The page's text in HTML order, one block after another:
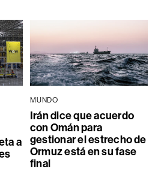
a
MUNDO
Irán dice que acuerdo
con Omán para
gestionar el estrecho de
Ormuz está en su fase
final